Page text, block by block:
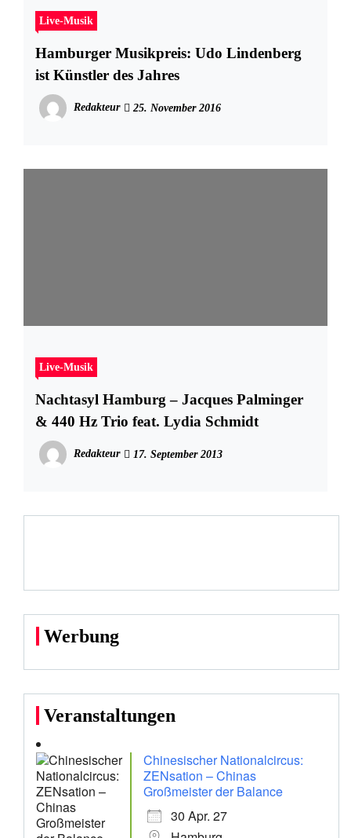
Live-Musik
Hamburger Musikpreis: Udo Lindenberg
ist Künstler des Jahres
Redakteur 25. November 2016
Live-Musik
Nachtasyl Hamburg – Jacques Palminger
& 440 Hz Trio feat. Lydia Schmidt
Redakteur 17. September 2013
Werbung
Veranstaltungen
Chinesischer Nationalcircus:
ZENsation – Chinas
Großmeister der Balance
30 Apr. 27